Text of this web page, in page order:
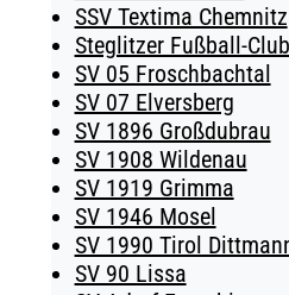
SSV Textima Chemnitz
Steglitzer Fußball-
SV 05 Froschbachtal
SV 07 Elversberg
SV 1896 Großdubrau
SV 1908 Wildenau
SV 1919 Grimma
SV 1946 Mosel
SV 1990 Tirol
SV 90 Lissa